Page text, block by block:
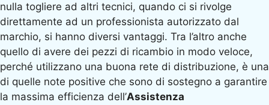
nulla togliere ad altri tecnici, quando ci si rivolge
direttamente ad un professionista autorizzato dal
marchio, si hanno diversi vantaggi. Tra l’altro anche
quello di avere dei pezzi di ricambio in modo veloce,
perché utilizzano una buona rete di distribuzione, è una
di quelle note positive che sono di sostegno a garantire
la massima efficienza dell’Assistenza